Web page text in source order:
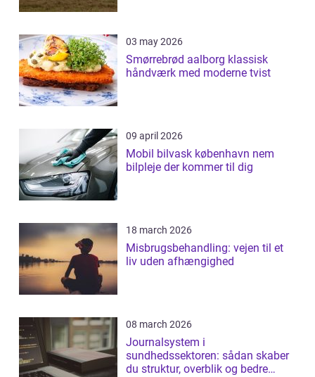
03 may 2026
Smørrebrød aalborg klassisk
håndværk med moderne tvist
09 april 2026
Mobil bilvask københavn nem
bilpleje der kommer til dig
18 march 2026
Misbrugsbehandling: vejen til et
liv uden afhængighed
08 march 2026
Journalsystem i
sundhedssektoren: sådan skaber
du struktur, overblik og bedre